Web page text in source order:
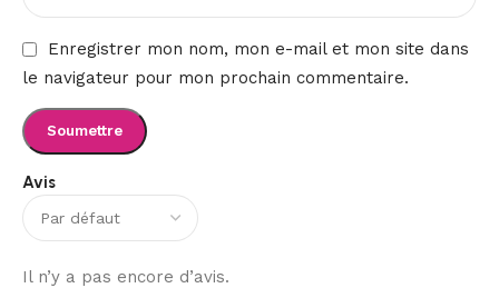
Avis
Il n’y a pas encore d’avis.
Enregistrer mon nom, mon e-mail et mon site dans
le navigateur pour mon prochain commentaire.